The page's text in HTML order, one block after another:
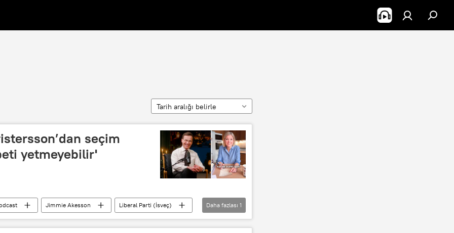
Tarih aralığı belirle
seçim
yetmeyebilir'
Jimmie Akesson
Liberal Parti (İsveç)
Daha fazlası 1